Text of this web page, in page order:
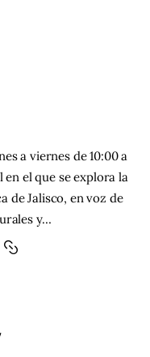
a viernes de 10:00 a
en el que se explora la
de Jalisco, en voz de
y…